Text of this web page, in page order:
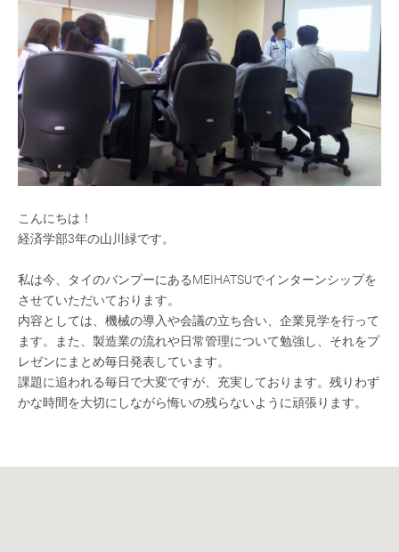
こんにちは！
経済学部3年の山川緑です。
私は今、タイのバンプーにあるMEIHATSUでインターンシップを
させていただいております。
内容としては、機械の導入や会議の立ち合い、企業見学を行って
ます。また、製造業の流れや日常管理について勉強し、それをプ
レゼンにまとめ毎日発表しています。
課題に追われる毎日で大変ですが、充実しております。残りわず
かな時間を大切にしながら悔いの残らないように頑張ります。